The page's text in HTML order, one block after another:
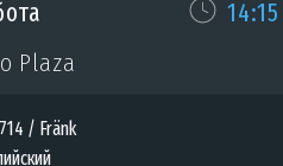
14:15
Plaza
/ Fränk